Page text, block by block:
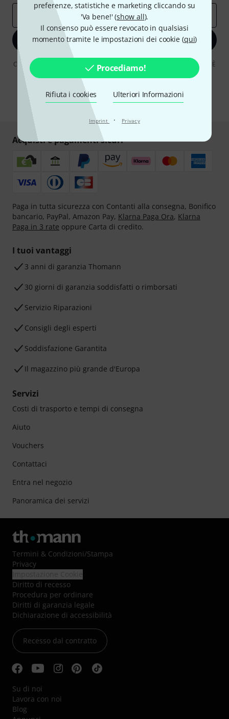
preferenze, statistiche e marketing cliccando su
'Va bene!' (show all).
Il consenso può essere revocato in qualsiasi
momento tramite le impostazioni dei cookie (qui)
Procediamo!
Rifiuta i cookies Ulteriori Informazioni
Imprint · Privacy
Indirizzo e-mail
Iscriviti ora
Cliccando su "Iscriviti ora", lei accetta di ricevere pubblicità via e-mail. È
possibile annullare l'iscrizione in qualsiasi momento. Può trovare
ulteriori informazioni sulla newsletter nelle nostre linee guida per la
protezione dei dati
* Richiesto
Acquisti e pagamenti sicuri
Paga in tutta sicurezza con Contanti alla consegna, Bonifico
bancario, PayPal, Amazon Pay, Klarna Paga Ora, Klarna
Paga in 3 rate oppure Carta di credito.
I tuoi vantaggi
3 anni di garanzia Thomann
30 giorni di garanzia soddisfatti o rimborsati
Servizio Riparazioni
Consigli degli esperti
Soddisfazione Garantita
Il magazzino più grande d'Europa
Servizi
Costi di trasporto e tempi di consegna
Aiuto
Vouchers
Contattaci
Entra nel negozio
Panoramica dei servizi
Termini & Condizioni/Stampa
Privacy
Diritto di recesso
Procedura per ordinare
Diritti di garanzia legale
Dichiarazione di accessibilità
Recesso dal contratto
Su di noi
Lavora con noi
Blog